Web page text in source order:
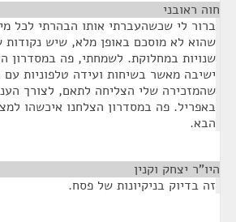
חוה ראובני
ברור לי שכשהעברתי אותו הבהרתי לכל
שהוא לא מוסכם באופן מלא, שיש נקודות
שנויות במחלוקת. לשמחתי, פה במסדרון
ישיבה מאשר בשיחות ועידה טלפוניות עם
באפריל. פה במסדרון הצלחנו איכשהו
הבא.
היו"ר יצחק וקנין
זה בדיוק בניקיונות של פסח.